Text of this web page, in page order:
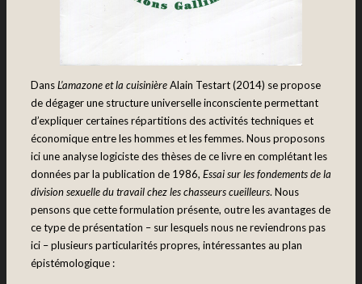
DansL’amazone et la cuisinièreAlain Testart (2014) se propose
de dégager une structure universelle inconsciente permettant
d’expliquer certaines répartitions des activités techniques et
économique entre les hommes et les femmes. Nous proposons
ici une analyse logiciste des thèses de ce livre en complétant les
données par la publication de 1986, Essai sur les fondements de la
division sexuelle du travail chez les chasseurs cueilleurs. Nous
pensons que cette formulation présente, outre les avantages de
ce type de présentation – sur lesquels nous ne reviendrons pas
ici – plusieurs particularités propres, intéressantes au plan
épistémologique :